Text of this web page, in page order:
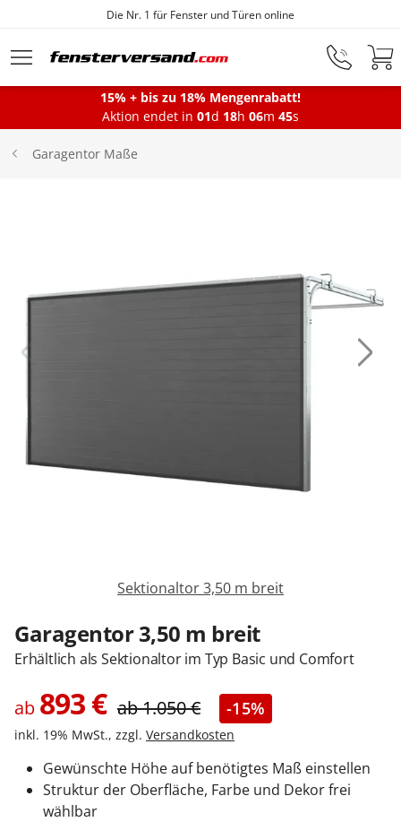
Zum Hauptinhalt springen
Die Nr. 1 für Fenster und Türen online
Montageservice
Kontakt / Hilfe
15% + bis zu 18% Mengenrabatt!
Aktion endet in 01d 18h 06m 45s
Garagentor Maße
Sektionaltor 3,50 m breit
Garagentor 3,50 m breit
Erhältlich als Sektionaltor im Typ Basic und Comfort
ab 893€ ab1.050€ -15%
inkl. 19% MwSt., zzgl. Versandkosten
Gewünschte Höhe auf benötigtes Maß einstellen
Struktur der Oberfläche, Farbe und Dekor frei
wählbar